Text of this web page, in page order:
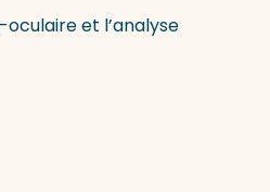
et l’analyse